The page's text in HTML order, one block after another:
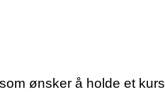
ønsker å holde et kurs